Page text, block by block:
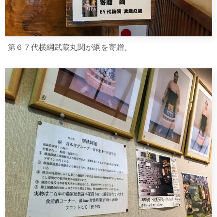
第６７代横綱武蔵丸関が綱を寄贈。